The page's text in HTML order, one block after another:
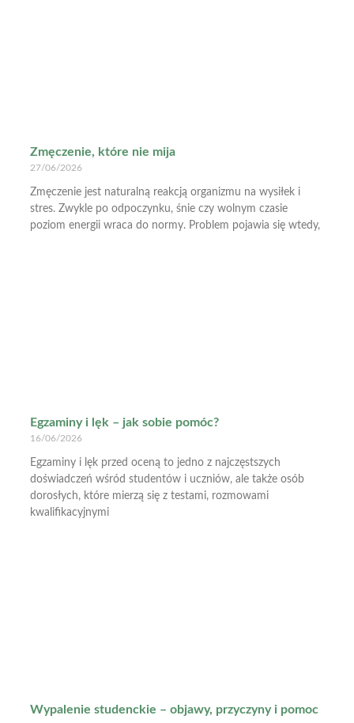
Zmęczenie, które nie mija
27/06/2026
Zmęczenie jest naturalną reakcją organizmu na wysiłek i
stres. Zwykle po odpoczynku, śnie czy wolnym czasie
poziom energii wraca do normy. Problem pojawia się wtedy,
Egzaminy i lęk – jak sobie pomóc?
16/06/2026
Egzaminy i lęk przed oceną to jedno z najczęstszych
doświadczeń wśród studentów i uczniów, ale także osób
dorosłych, które mierzą się z testami, rozmowami
kwalifikacyjnymi
Wypalenie studenckie – objawy, przyczyny i pomoc